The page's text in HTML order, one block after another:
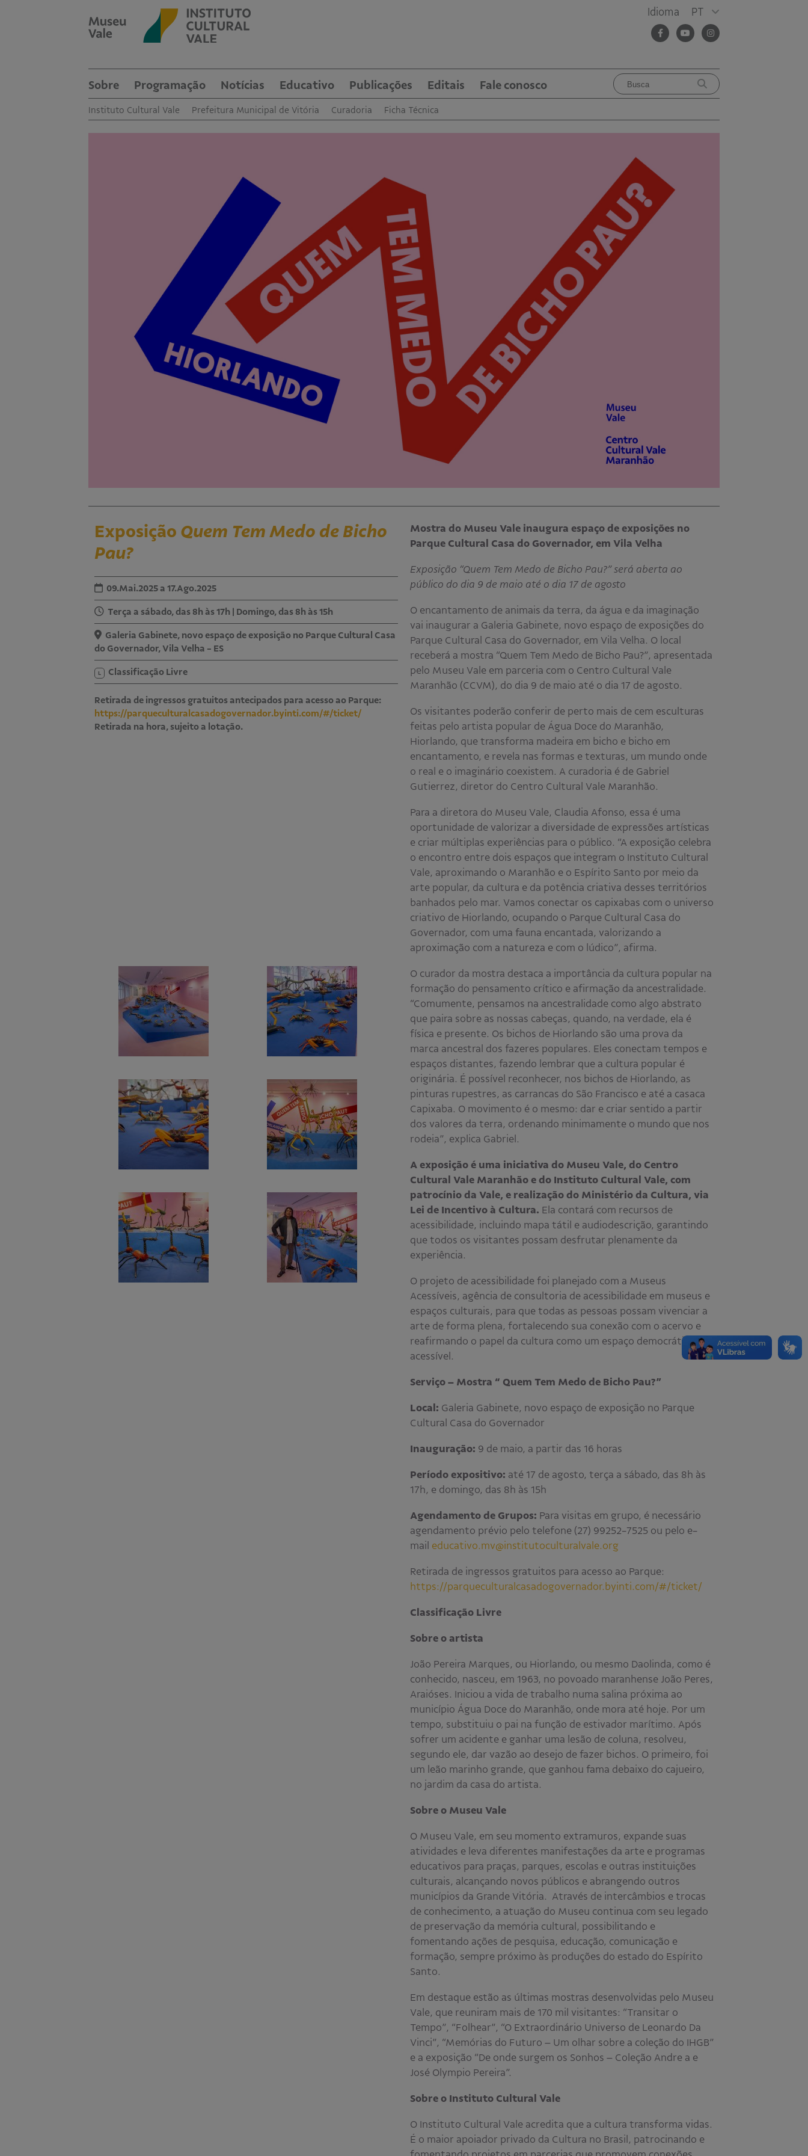
Idioma PT
Sobre Programação Notícias Educativo Publicações Editais Fale conosco
Instituto Cultural Vale Prefeitura Municipal de Vitória Curadoria Ficha Técnica
Exposição Quem Tem Medo de Bicho
Pau?
09.Mai.2025 a 17.Ago.2025
Terça a sábado, das 8h às 17h | Domingo, das 8h às 15h
Galeria Gabinete, novo espaço de exposição no Parque Cultural Casa
do Governador, Vila Velha - ES
L Classificação Livre
Retirada de ingressos gratuitos antecipados para acesso ao Parque:
https://parqueculturalcasadogovernador.byinti.com/#/ticket/
Retirada na hora, sujeito a lotação.
Mostra do Museu Vale inaugura espaço de exposições no
Parque Cultural Casa do Governador, em Vila Velha
Exposição “Quem Tem Medo de Bicho Pau?” será aberta ao
público do dia 9 de maio até o dia 17 de agosto
O encantamento de animais da terra, da água e da imaginação
vai inaugurar a Galeria Gabinete, novo espaço de exposições do
Parque Cultural Casa do Governador, em Vila Velha. O local
receberá a mostra “Quem Tem Medo de Bicho Pau?”, apresentada
pelo Museu Vale em parceria com o Centro Cultural Vale
Maranhão (CCVM), do dia 9 de maio até o dia 17 de agosto.
Os visitantes poderão conferir de perto mais de cem esculturas
feitas pelo artista popular de Água Doce do Maranhão,
Hiorlando, que transforma madeira em bicho e bicho em
encantamento, e revela nas formas e texturas, um mundo onde
o real e o imaginário coexistem. A curadoria é de Gabriel
Gutierrez, diretor do Centro Cultural Vale Maranhão.
Para a diretora do Museu Vale, Claudia Afonso, essa é uma
oportunidade de valorizar a diversidade de expressões artísticas
e criar múltiplas experiências para o público. “A exposição celebra
o encontro entre dois espaços que integram o Instituto Cultural
Vale, aproximando o Maranhão e o Espírito Santo por meio da
arte popular, da cultura e da potência criativa desses territórios
banhados pelo mar. Vamos conectar os capixabas com o universo
criativo de Hiorlando, ocupando o Parque Cultural Casa do
Governador, com uma fauna encantada, valorizando a
aproximação com a natureza e com o lúdico”, afirma.
O curador da mostra destaca a importância da cultura popular na
formação do pensamento crítico e afirmação da ancestralidade.
“Comumente, pensamos na ancestralidade como algo abstrato
que paira sobre as nossas cabeças, quando, na verdade, ela é
física e presente. Os bichos de Hiorlando são uma prova da
marca ancestral dos fazeres populares. Eles conectam tempos e
espaços distantes, fazendo lembrar que a cultura popular é
originária. É possível reconhecer, nos bichos de Hiorlando, as
pinturas rupestres, as carrancas do São Francisco e até a casaca
Capixaba. O movimento é o mesmo: dar e criar sentido a partir
dos valores da terra, ordenando minimamente o mundo que nos
rodeia”, explica Gabriel.
A exposição é uma iniciativa do Museu Vale, do Centro
Cultural Vale Maranhão e do Instituto Cultural Vale, com
patrocínio da Vale, e realização do Ministério da Cultura, via
Lei de Incentivo à Cultura. Ela contará com recursos de
acessibilidade, incluindo mapa tátil e audiodescrição, garantindo
que todos os visitantes possam desfrutar plenamente da
experiência.
O projeto de acessibilidade foi planejado com a Museus
Acessíveis, agência de consultoria de acessibilidade em museus e
espaços culturais, para que todas as pessoas possam vivenciar a
arte de forma plena, fortalecendo sua conexão com o acervo e
reafirmando o papel da cultura como um espaço democrático e
acessível.
Serviço – Mostra “ Quem Tem Medo de Bicho Pau?”
Local: Galeria Gabinete, novo espaço de exposição no Parque
Cultural Casa do Governador
Inauguração: 9 de maio, a partir das 16 horas
Período expositivo: até 17 de agosto, terça a sábado, das 8h às
17h, e domingo, das 8h às 15h
Agendamento de Grupos: Para visitas em grupo, é necessário
agendamento prévio pelo telefone (27) 99252-7525 ou pelo e-
mail educativo.mv@institutoculturalvale.org
Retirada de ingressos gratuitos para acesso ao Parque:
https://parqueculturalcasadogovernador.byinti.com/#/ticket/
Classificação Livre
Sobre o artista
João Pereira Marques, ou Hiorlando, ou mesmo Daolinda, como é
conhecido, nasceu, em 1963, no povoado maranhense João Peres,
Araióses. Iniciou a vida de trabalho numa salina próxima ao
município Água Doce do Maranhão, onde mora até hoje. Por um
tempo, substituiu o pai na função de estivador marítimo. Após
sofrer um acidente e ganhar uma lesão de coluna, resolveu,
segundo ele, dar vazão ao desejo de fazer bichos. O primeiro, foi
um leão marinho grande, que ganhou fama debaixo do cajueiro,
no jardim da casa do artista.
Sobre o Museu Vale
O Museu Vale, em seu momento extramuros, expande suas
atividades e leva diferentes manifestações da arte e programas
educativos para praças, parques, escolas e outras instituições
culturais, alcançando novos públicos e abrangendo outros
municípios da Grande Vitória. Através de intercâmbios e trocas
de conhecimento, a atuação do Museu continua com seu legado
de preservação da memória cultural, possibilitando e
fomentando ações de pesquisa, educação, comunicação e
formação, sempre próximo às produções do estado do Espírito
Santo.
Em destaque estão as últimas mostras desenvolvidas pelo Museu
Vale, que reuniram mais de 170 mil visitantes: “Transitar o
Tempo”, “Folhear”, “O Extraordinário Universo de Leonardo Da
Vinci”, “Memórias do Futuro – Um olhar sobre a coleção do IHGB”
e a exposição “De onde surgem os Sonhos – Coleção Andre a e
José Olympio Pereira”.
Sobre o Instituto Cultural Vale
O Instituto Cultural Vale acredita que a cultura transforma vidas.
É o maior apoiador privado da Cultura no Brasil, patrocinando e